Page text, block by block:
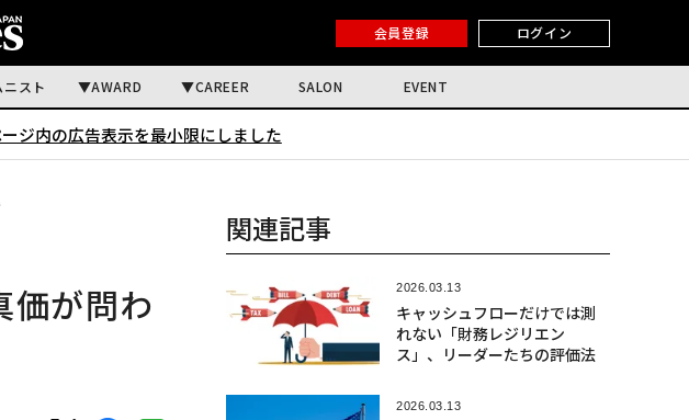
会員登録 ログイン
ニスト AWARD CAREER SALON EVENT
ジ内の広告表示を最小限にしました
価が問わ
関連記事
2026.03.13
キャッシュフローだけでは測
れない「財務レジリエン
ス」、リーダーたちの評価法
2026.03.13